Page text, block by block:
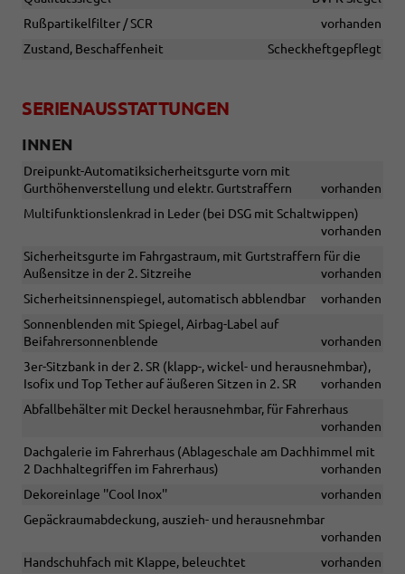
Rußpartikelfilter / SCR
vorhanden
Zustand, Beschaffenheit
Scheckheftgepflegt
SERIENAUSSTATTUNGEN
INNEN
Dreipunkt-Automatiksicherheitsgurte vorn mit
Gurthöhenverstellung und elektr. Gurtstraffern
vorhanden
Multifunktionslenkrad in Leder (bei DSG mit Schaltwippen)
vorhanden
Sicherheitsgurte im Fahrgastraum, mit Gurtstraffern für die
Außensitze in der 2. Sitzreihe
vorhanden
Sicherheitsinnenspiegel, automatisch abblendbar
vorhanden
Sonnenblenden mit Spiegel, Airbag-Label auf
Beifahrersonnenblende
vorhanden
3er-Sitzbank in der 2. SR (klapp-, wickel- und herausnehmbar),
Isofix und Top Tether auf äußeren Sitzen in 2. SR
vorhanden
Abfallbehälter mit Deckel herausnehmbar, für Fahrerhaus
vorhanden
Dachgalerie im Fahrerhaus (Ablageschale am Dachhimmel mit
2 Dachhaltegriffen im Fahrerhaus)
vorhanden
Dekoreinlage ''Cool Inox''
vorhanden
Gepäckraumabdeckung, auszieh- und herausnehmbar
vorhanden
Handschuhfach mit Klappe, beleuchtet
vorhanden